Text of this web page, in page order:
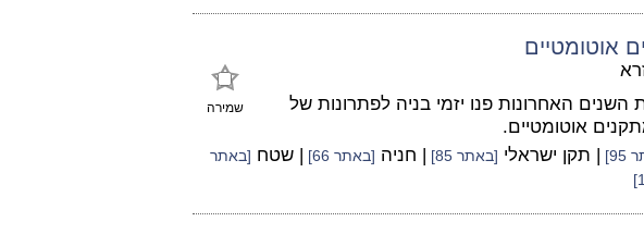
אוטומטיים
שמירה
האחרונות פנו יזמי בניה לפתרונות של
אוטומטיים.
| תקן ישראלי [באתר 85] | חניה [באתר 66] | שטח [באתר